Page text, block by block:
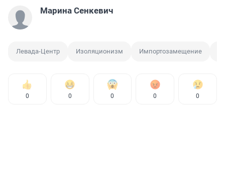
Марина Сенкевич
Левада-Центр Изоляционизм Импортозамещение
0 0 0 0 0